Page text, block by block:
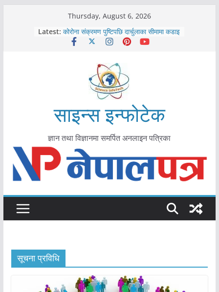
Thursday, August 6, 2026
Latest: कोरोना संक्रमण पुष्टिपछि दार्चुलाका सीमामा कडाइ
विराटनगर महानगरद्वारा पूर्ण खोप सुनिश्चित घोषणा
मकवानपुरमा खोरेत रोग विरुद्धको खोप लगाउन
आयुर्वेद चिकित्सा प्रणालीको भूमिका महत्वपूर्ण छ :
मुख्यमन्त्री शाह
काभ्रेपलाञ्चोकमा आयुर्वेद स्वास्थ्योपचारतर्फ
आकर्षण बढ्दै
साइन्स इन्फोटेक
ज्ञान तथा विज्ञानमा समर्पित अनलाइन पत्रिका
सूचना प्रविधि